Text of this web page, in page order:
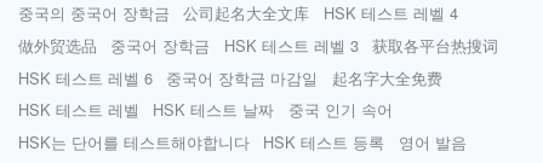
중국의 중국어 장학금
公司起名大全文库
HSK 테스트 레벨 4
做外贸选品
중국어 장학금 HSK 테스트 레벨 3
获取各平台热搜词
HSK 테스트 레벨 6
중국어 장학금 마감일
起名字大全免费
HSK 테스트 레벨
HSK 테스트 날짜
중국 인기 속어
HSK는 단어를 테스트해야합니다
HSK 테스트 등록
영어 발음